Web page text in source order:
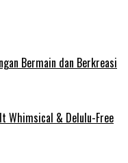
Bermain dan Berkreasi
Whimsical & Delulu-Free